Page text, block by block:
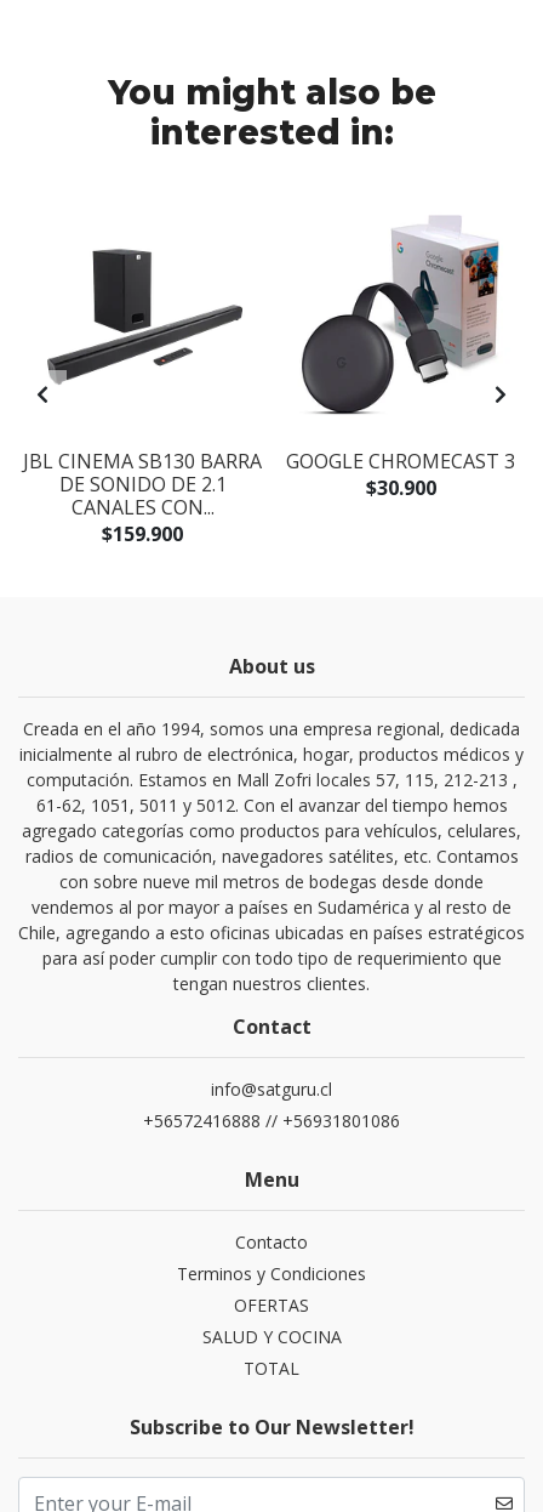
You might also be
interested in:
JBL CINEMA SB130 BARRA
DE SONIDO DE 2.1
CANALES CON...
$159.900
GOOGLE CHROMECAST 3
$30.900
About us
Creada en el año 1994, somos una empresa regional, dedicada
inicialmente al rubro de electrónica, hogar, productos médicos y
computación. Estamos en Mall Zofri locales 57, 115, 212-213 ,
61-62, 1051, 5011 y 5012. Con el avanzar del tiempo hemos
agregado categorías como productos para vehículos, celulares,
radios de comunicación, navegadores satélites, etc. Contamos
con sobre nueve mil metros de bodegas desde donde
vendemos al por mayor a países en Sudamérica y al resto de
Chile, agregando a esto oficinas ubicadas en países estratégicos
para así poder cumplir con todo tipo de requerimiento que
tengan nuestros clientes.
Contact
info@satguru.cl
+56572416888 // +56931801086
Menu
Contacto
Terminos y Condiciones
OFERTAS
SALUD Y COCINA
TOTAL
Subscribe to Our Newsletter!